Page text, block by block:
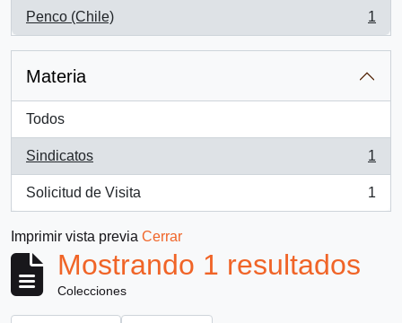
Penco (Chile)
, 1 resultados
1
Materia
Todos
Sindicatos
, 1 resultados
1
Solicitud de Visita
, 1 resultados
1
Imprimir vista previa Cerrar
Mostrando 1 resultados
Colecciones